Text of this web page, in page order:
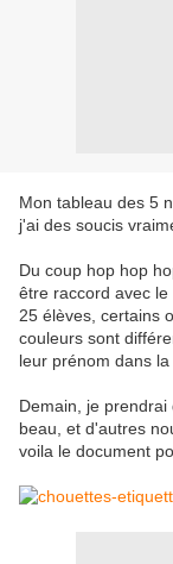
Mon tableau des 5
j'ai des soucis
Du coup hop hop
être raccord avec
25 élèves, certains
couleurs sont
leur prénom dans
Demain, je
beau, et d'autres
voila le document